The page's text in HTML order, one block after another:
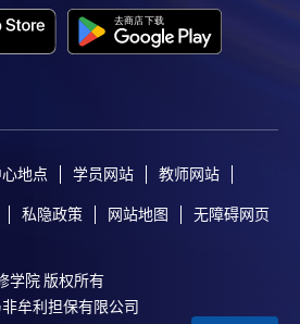
地点 学员网站 教师网站
私隐政策 网站地图 无障碍网页
学院 版权所有
牟利担保有限公司